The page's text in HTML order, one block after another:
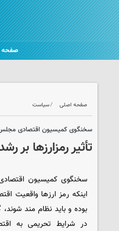
صفحه
صفحه اصلی سیاست
سخنگوی کمیسیون اقتصادی
تأثیر رمزارزها بر
سخنگوی کمیسیون
اینکه رمز ارزها واقعیت
بوده و باید نظام مند
در شرایط تحریمی به